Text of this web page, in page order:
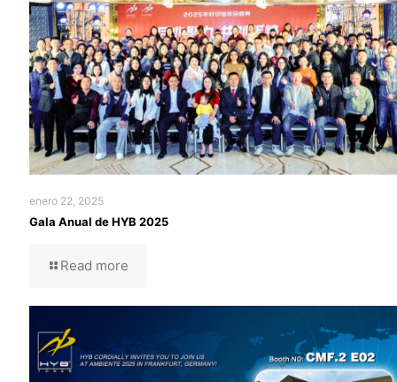
enero 22, 2025
Gala Anual de HYB 2025
Read more